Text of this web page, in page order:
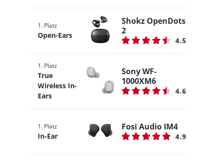
1. Platz
Open-Ears
Shokz OpenDots
2
4.5
1. Platz
True
Wireless In-
Ears
Sony WF-
1000XM6
4.6
1. Platz
In-Ear
Fosi Audio IM4
4.9